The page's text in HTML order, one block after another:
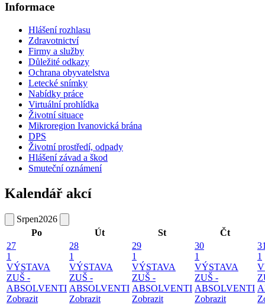
Informace
Hlášení rozhlasu
Zdravotnictví
Firmy a služby
Důležité odkazy
Ochrana obyvatelstva
Letecké snímky
Nabídky práce
Virtuální prohlídka
Životní situace
Mikroregion Ivanovická brána
DPS
Životní prostředí, odpady
Hlášení závad a škod
Smuteční oznámení
Kalendář akcí
Srpen2026
Po
Út St
Čt
27
1
VÝSTAVA
ZUŠ -
ABSOLVENTI
Zobrazit
28
1
VÝSTAVA
ZUŠ -
ABSOLVENTI
Zobrazit
29
1
VÝSTAVA
ZUŠ -
ABSOLVENTI
Zobrazit
30
1
VÝSTAVA
ZUŠ -
ABSOLVENTI
Zobrazit
1